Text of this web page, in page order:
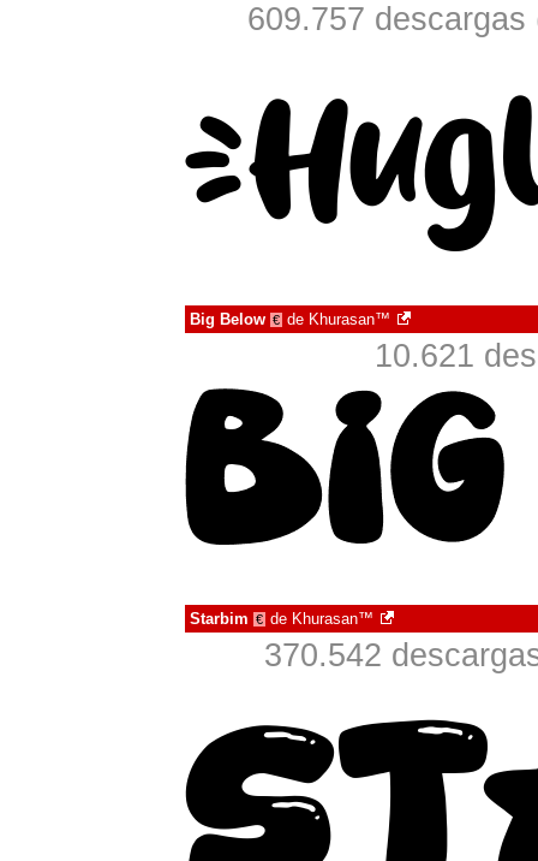
609.757 descargas
Big Below € de Khurasan™
10.621
Starbim € de Khurasan™
370.542